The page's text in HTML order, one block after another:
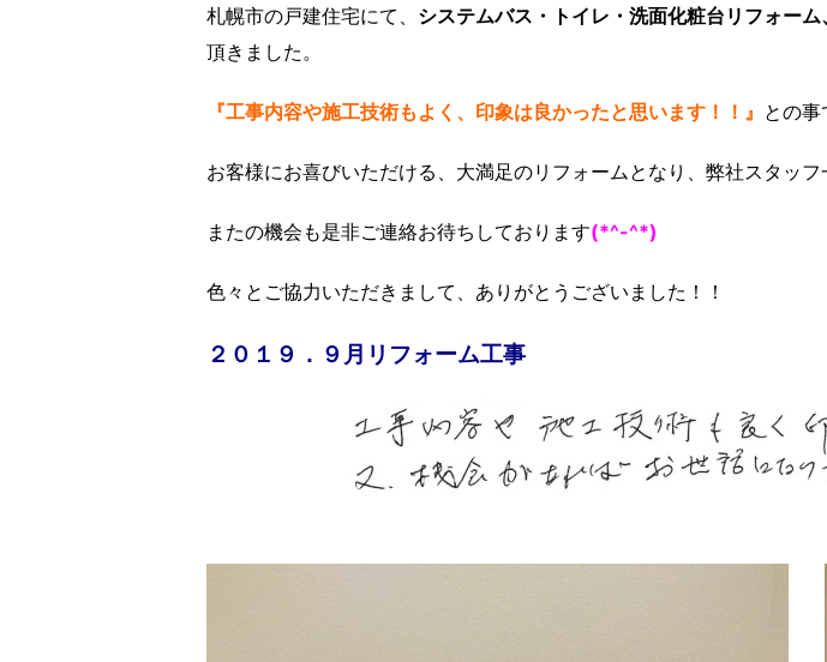
札幌市の戸建住宅にて、 システムバス・トイレ・洗面化粧台リフォー
頂きました。
『工事内容や施工技術もよく、印象は良かったと思います！！』 との事
お客様にお喜びいただける、大満足のリフォームとなり、弊社スタッフ
またの機会も是非ご連絡お待ちしております(*^-^*)
色々とご協力いただきまして、ありがとうございました！！
２０１９．９月リフォーム工事